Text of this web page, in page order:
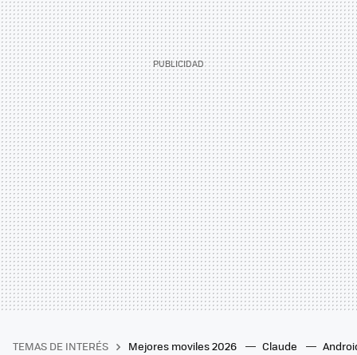
TEMAS DE INTERÉS Mejores moviles 2026 Claude